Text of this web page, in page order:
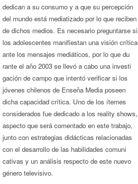
dedican a su consumo y a que su percepción
del mundo está mediatizado por lo que reciben
de dichos medios. Es necesario preguntarse si
los adolescentes manifiestan una visión crítica
ante los mensajes mediáticos, por lo que du­
rante el año 2003 se llevó a cabo una investi­
gación de campo que intentó verificar si los
jóvenes chilenos de Enseña Media poseen
dicha capacidad crítica. Uno de los ítemes
considerados fue dedicado a los reality shows,
aspecto que será comentado en este trabajo,
junto con estrategias didácticas relacionadas
con el desarrollo de las habilidades comuni­
cativas y un análisis respecto de este nuevo
género televisivo.